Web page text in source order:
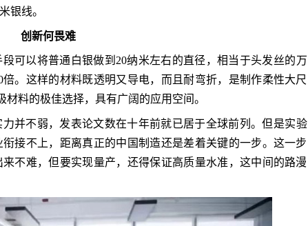
银线。
创新何畏难
可以将普通白银做到20纳米左右的直径，相当于头发丝的万
。这样的材料既透明又导电，而且耐弯折，是制作柔性大尺
料的极佳选择，具有广阔的应用空间。
并不弱，发表论文数在十年前就已居于全球前列。但是实验
接不上，距离真正的中国制造还是差着关键的一步。这一步
不难，但要实现量产，还得保证高质量水准，这中间的路漫